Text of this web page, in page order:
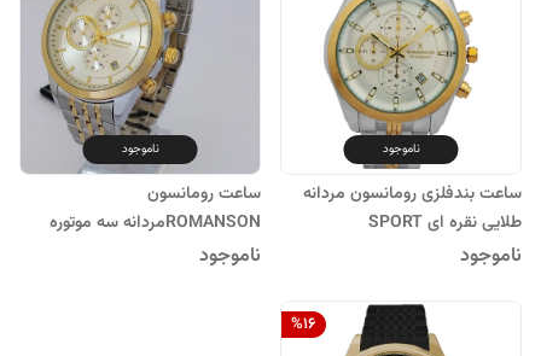
ناموجود
ساعت بندفلزی رومانسون مردانه
طلایی نقره ای SPORT
ناموجود
ناموجود
ساعت رومانسون
ROMANSONمردانه سه موتوره
کرنوگراف سه موتور ضدآب رنگ ثابت
ناموجود
%16